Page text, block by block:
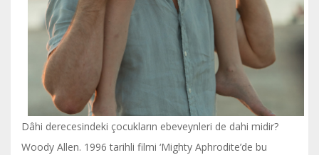
Dâhi derecesindeki çocukların ebeveynleri de dahi midir?
Woody Allen. 1996 tarihli filmi ‘Mighty Aphrodite’de bu